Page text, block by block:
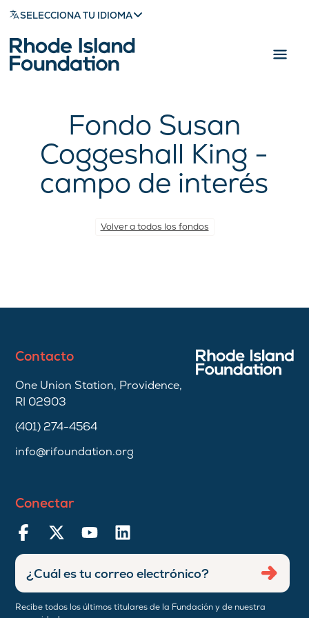
SELECCIONA TU IDIOMA
Fondo Susan
Coggeshall King -
campo de interés
Volver a todos los fondos
Contacto
One Union Station, Providence,
RI 02903
(401) 274-4564
info@rifoundation.org
Conectar
Recibe todos los últimos titulares de la Fundación y de nuestra
Ingresar
dirección
de
correo
Enviar